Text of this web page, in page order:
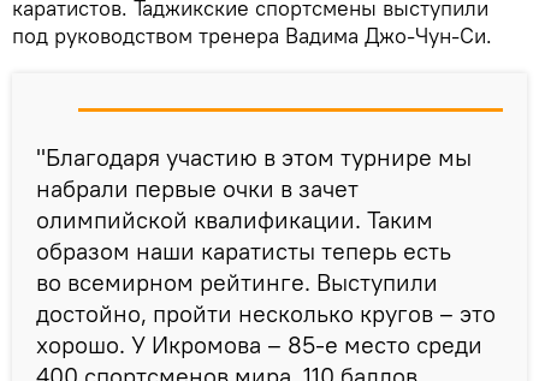
каратистов. Таджикские спортсмены выступили
под руководством тренера Вадима Джо-Чун-Си.
"Благодаря участию в этом турнире мы
набрали первые очки в зачет
олимпийской квалификации. Таким
образом наши каратисты теперь есть
во всемирном рейтинге. Выступили
достойно, пройти несколько кругов – это
хорошо. У Икромова – 85-е место среди